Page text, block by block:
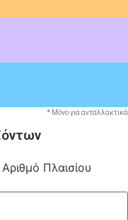
* Μόνο για ανταλλακτικά
Πλαισίου